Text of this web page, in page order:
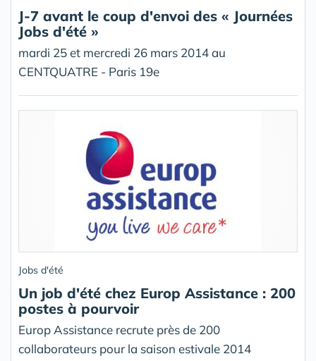
J-7 avant le coup d'envoi des « Journées
Jobs d'été »
mardi 25 et mercredi 26 mars 2014 au
CENTQUATRE - Paris 19e
Jobs d'été
Un job d'été chez Europ Assistance : 200
postes à pourvoir
Europ Assistance recrute près de 200
collaborateurs pour la saison estivale 2014